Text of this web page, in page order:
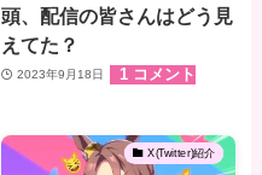
頭、配信の皆さんはどう見
えてた？
2023年9月18日 1 コメント
X(Twitter)紹介